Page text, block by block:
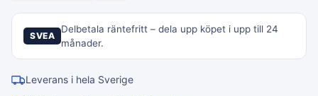
SVEA
Delbetala räntefritt – dela upp köpet i upp till 24
månader.
Leverans i hela Sverige